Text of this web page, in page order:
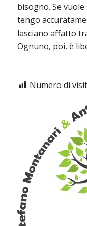
bisogno. Se
tengo
lasciano affatto
Ognuno, poi, è
Numero di